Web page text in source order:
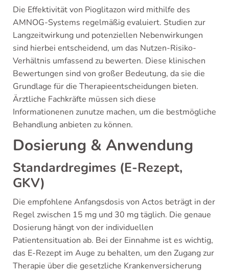
Die Effektivität von Pioglitazon wird mithilfe des
AMNOG-Systems regelmäßig evaluiert. Studien zur
Langzeitwirkung und potenziellen Nebenwirkungen
sind hierbei entscheidend, um das Nutzen-Risiko-
Verhältnis umfassend zu bewerten. Diese klinischen
Bewertungen sind von großer Bedeutung, da sie die
Grundlage für die Therapieentscheidungen bieten.
Ärztliche Fachkräfte müssen sich diese
Informationenen zunutze machen, um die bestmögliche
Behandlung anbieten zu können.
Dosierung & Anwendung
Standardregimes (E-Rezept,
GKV)
Die empfohlene Anfangsdosis von Actos beträgt in der
Regel zwischen 15 mg und 30 mg täglich. Die genaue
Dosierung hängt von der individuellen
Patientensituation ab. Bei der Einnahme ist es wichtig,
das E-Rezept im Auge zu behalten, um den Zugang zur
Therapie über die gesetzliche Krankenversicherung